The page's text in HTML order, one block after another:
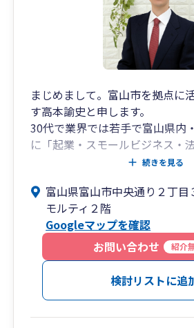
まじめまして。富山市を拠点に
す高本諭史と申します。
30代で業界では若手で富山県内
に「起業・スモールビジネス・
士」として活動しております。
こも難しく時間がかかります。
しかしそれらは「専門家である
業に注力して下さい」というの
富山市で長年にわたり多数の記
ポートを行ってきた実績があり
簡単なことでも構いません。
続きを見る
富山県富山市中央通り２丁目
モルティ２階
Googleマップを確認
お問い合わせ
紹介
検討リストに追